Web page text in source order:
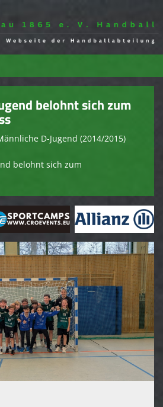
belohnt sich zum
D-Jugend (2014/2015)
belohnt sich zum